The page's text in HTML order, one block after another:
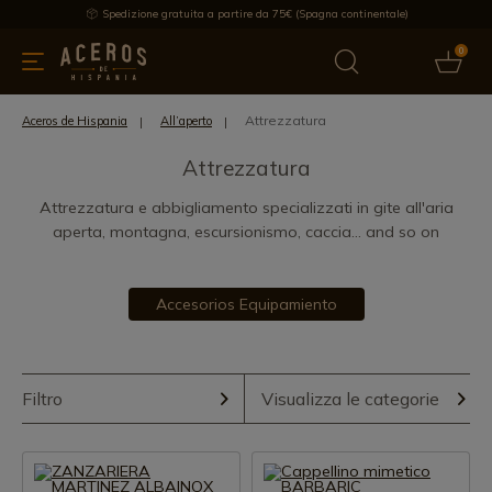
Spedizione gratuita a partire da 75€ (Spagna continentale)
0
cucina Offre Ultime notizie Venduti Marche
Aceros de Hispania All’aperto Attrezzatura
Attrezzatura
Attrezzatura e abbigliamento specializzati in gite all'aria
aperta, montagna, escursionismo, caccia... and so on
Accesorios Equipamiento
Filtro Visualizza le categorie